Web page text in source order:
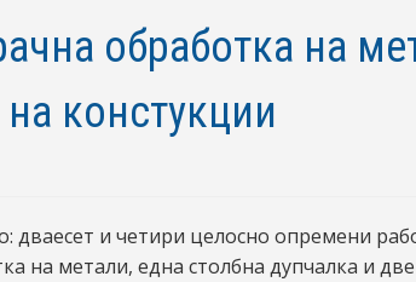
обработка на
констукции
дваесет и четири целосно опремени
на метали, една столбна дупчалка и